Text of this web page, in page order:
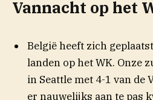
Vannacht op het
België heeft zich
landen op het WK. Onze
in Seattle met 4-1 van de
er nauwelijks aan te pas